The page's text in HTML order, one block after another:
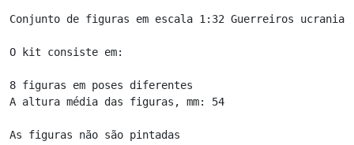
Conjunto de figuras em escala 1:32 Guerreiros
O kit consiste em:
8 figuras em poses diferentes
A altura média das figuras, mm: 54
As figuras não são pintadas